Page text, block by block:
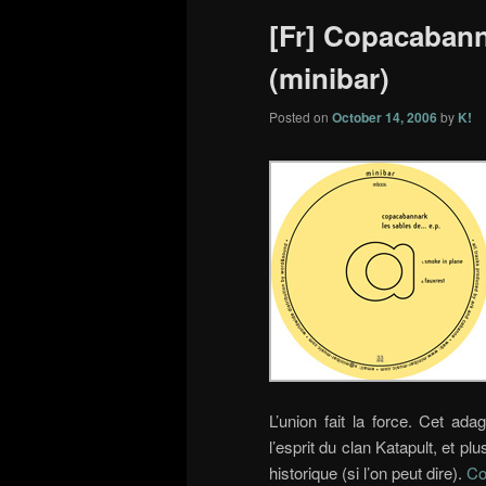
[Fr]
(minibar)
Posted on October 14, 2006 by K!
L’union fait la force. Cet
l’esprit du clan Katapult, et
historique (si l’on peut dire).